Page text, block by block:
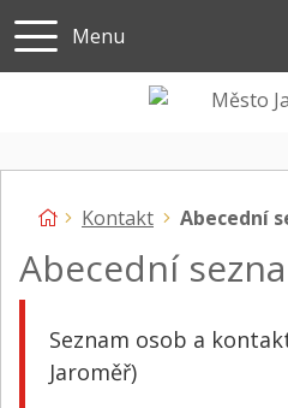
Menu
Úvodní stránka
Kontakt Abecední
Abecední
Seznam osob a
Jaroměř)